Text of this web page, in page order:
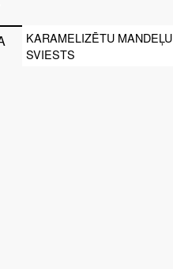
KARAMELIZĒTU MANDEĻU
SVIESTS